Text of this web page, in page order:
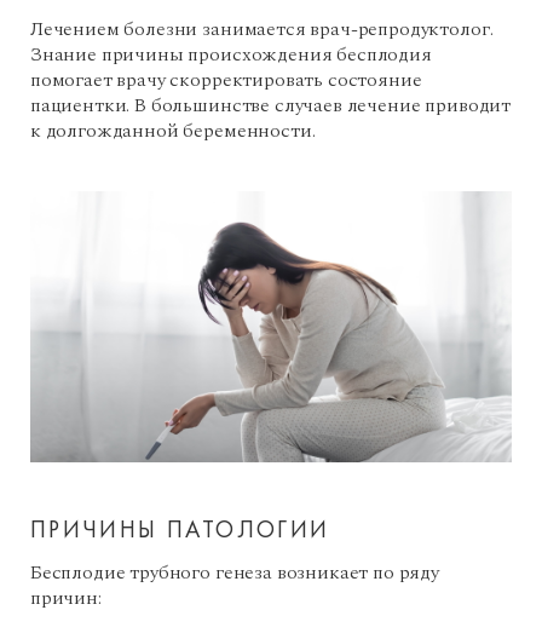
Лечением болезни занимается врач-репродуктолог.
Знание причины происхождения бесплодия
помогает врачу скорректировать состояние
пациентки. В большинстве случаев лечение приводит
к долгожданной беременности.
ПРИЧИНЫ ПАТОЛОГИИ
Бесплодие трубного генеза возникает по ряду
причин: